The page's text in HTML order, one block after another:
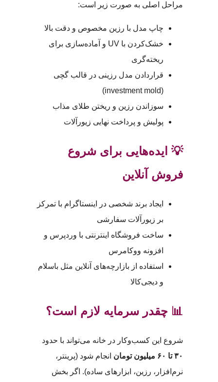
مراحل اصلی به صورت زیر است:
چاپ مدل با رزین مخصوص و دقت بالا
خشک‌کردن با UV و آماده‌سازی برای
ریخته‌گری
قراردادن مدل رزینی در قالب گچی
(investment mold)
سوزاندن رزین و ریختن طلای مذاب
پولیش و پرداخت نهایی زیورآلات
💡 ایده‌هایی برای شروع
فروش آنلاین
ایجاد برند شخصی در اینستاگرام با تمرکز
بر زیورآلات سفارشی
ساخت فروشگاه اینترنتی با وردپرس و
افزونه ووکامرس
استفاده از بازارچه‌های آنلاین مثل باسلام
و دیجی‌کالا
📊 چقدر سرمایه لازم است؟
شروع این کسب‌وکار در خانه می‌تواند با حدود
۳۰ تا ۶۰ میلیون تومان
انجام شود (پرینتر،
نرم‌افزار، رزین، ابزارهای ساده). اگر بخش